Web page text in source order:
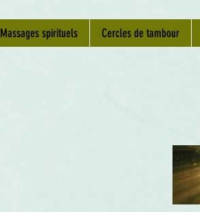
Massages spirituels Cercles de tambour